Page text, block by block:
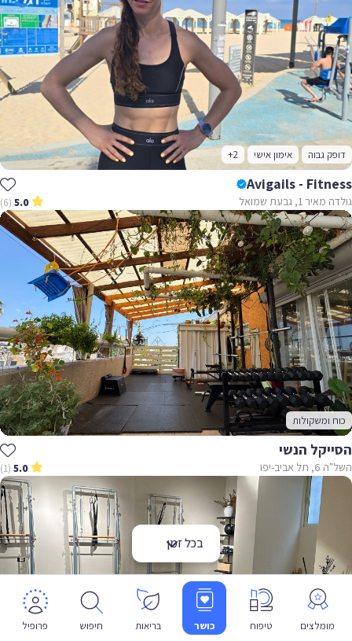
דופק גבוה אימון אישי +2
Avigails - Fitness
גולדה מאיר 1, גבעת שמואל 5.0
(6)
כוח ומשקולות
הסייקל הנשי
השל"ה 6, תל אביב-יפו 5.0
(1)
בכל זמן
מומלצים טיפוח כושר בריאות חיפוש פרופיל